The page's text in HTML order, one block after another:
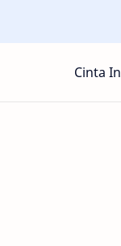
Cinta